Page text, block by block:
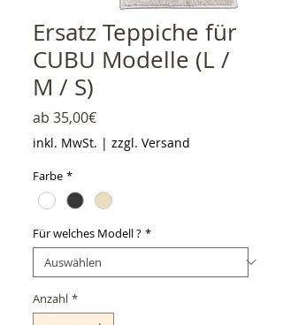
Ersatz Teppiche für
CUBU Modelle (L /
M / S)
ab 35,00€Sale-Preis
inkl. MwSt. | zzgl. Versand
Farbe *
Für welches Modell ? *
Anzahl *